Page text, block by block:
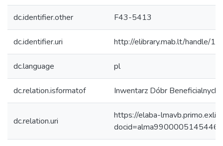
dc.identifier.other F43-5413
dc.identifier.uri http://elibrary.mab.lt/handle/1/
dc.language pl
dc.relation.isformatof Inwentarz Dóbr
dc.relation.uri
https://elaba-